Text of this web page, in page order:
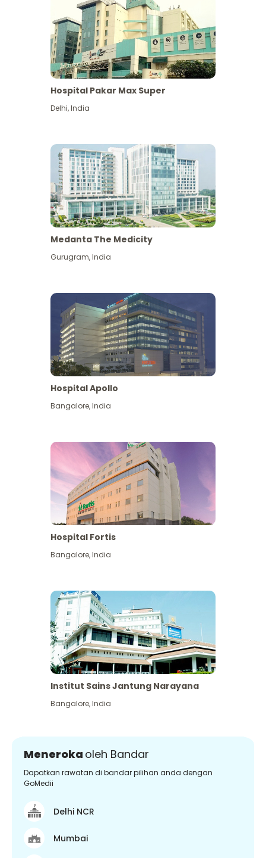
Hospital Pakar Max Super
Delhi,India
Medanta The Medicity
Gurugram,India
Hospital Apollo
Bangalore,India
Hospital Fortis
Bangalore,India
Institut Sains Jantung Narayana
Bangalore,India
Meneroka oleh Bandar
Dapatkan rawatan di bandar pilihan anda dengan
GoMedii
Delhi NCR
Mumbai